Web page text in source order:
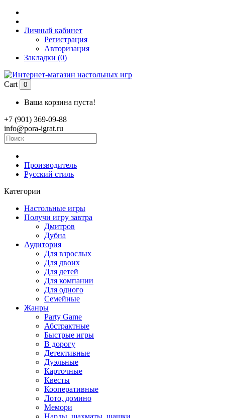
Личный кабинет
Регистрация
Авторизация
Закладки (0)
Cart 0
Ваша корзина пуста!
+7 (901) 369-09-88
info@pora-igrat.ru
Производитель
Русский стиль
Категории
Настольные игры
Получи игру завтра
Дмитров
Дубна
Аудитория
Для взрослых
Для двоих
Для детей
Для компании
Для одного
Семейные
Жанры
Party Game
Абстрактные
Быстрые игры
В дорогу
Детективные
Дуэльные
Карточные
Квесты
Кооперативные
Лото, домино
Мемори
Нарды, шахматы, шашки